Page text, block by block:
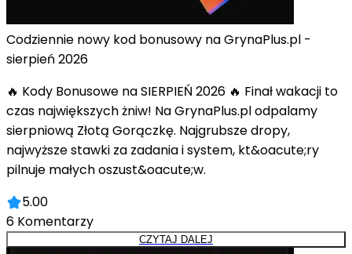
Codziennie nowy kod bonusowy na GrynaPlus.pl -
sierpień 2026
🔥 Kody Bonusowe na SIERPIEŃ 2026 🔥 Finał wakacji to
czas największych żniw! Na GrynaPlus.pl odpalamy
sierpniową Złotą Gorączkę. Najgrubsze dropy,
najwyższe stawki za zadania i system, kt&oacute;ry
pilnuje małych oszust&oacute;w.
5.00
6 Komentarzy
CZYTAJ DALEJ